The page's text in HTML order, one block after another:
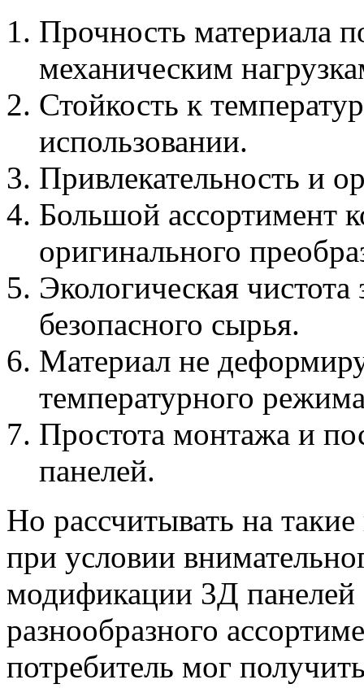
Прочность материала
механическим
Стойкость к
использовании.
Привлекательность и
Большой ассортимент
оригинального
Экологическая чистота
безопасного сырья.
Материал не
температурного
Простота монтажа и
панелей.
Но рассчитывать на
при условии
модификации 3Д панелей
разнообразного
потребитель мог